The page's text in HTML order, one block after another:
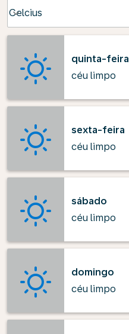
Celcius
keyboard_arrow_down
quinta-feira
céu limpo
sexta-feira
céu limpo
sábado
céu limpo
domingo
céu limpo